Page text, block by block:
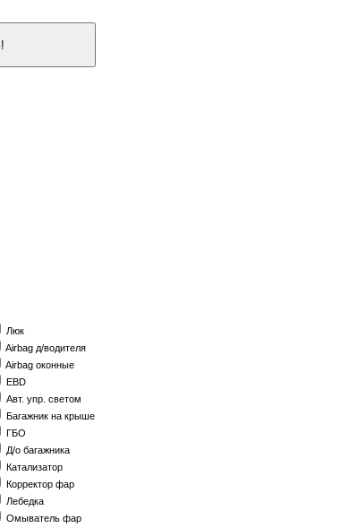
Люк
Airbag д/водителя
Airbag оконные
EBD
Авт. упр. светом
Багажник на крыше
ГБО
Д/о багажника
Катализатор
Корректор фар
Лебедка
Омыватель фар